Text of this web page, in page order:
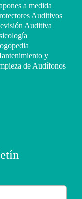
a medida
Auditivos
Auditiva
y
de Audífonos